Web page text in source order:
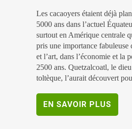
Les cacaoyers étaient déjà
5000 ans dans l’actuel
surtout en Amérique centrale
pris une importance fabuleuse
et l’art, dans l’économie et la
2500 ans. Quetzalcoatl, le
toltèque, l’aurait découvert
EN SAVOIR PLUS